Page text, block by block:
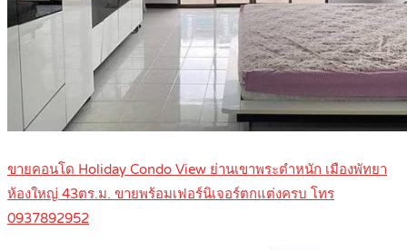
ขายคอนโด Holiday Condo View ย่านเขาพระตำหนัก เมืองพัทยา
ห้องใหญ่ 43ตร.ม. ขายพร้อมเฟอร์นิเจอร์ตกแต่งครบ โทร
0937892952